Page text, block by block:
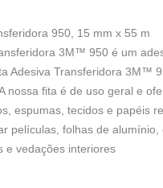
950, 15 mm x 55 m
3M™ 950 é um
Adesiva Transferidora 3M™
nossa fita é de uso geral e
espumas, tecidos e papéis
películas, folhas de
e vedações interiores